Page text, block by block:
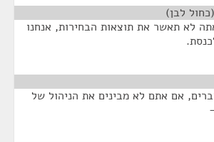
לבן)
לא תאשר את תוצאות הבחירות, אנחנו
אם אתם לא מבינים את הניהול של